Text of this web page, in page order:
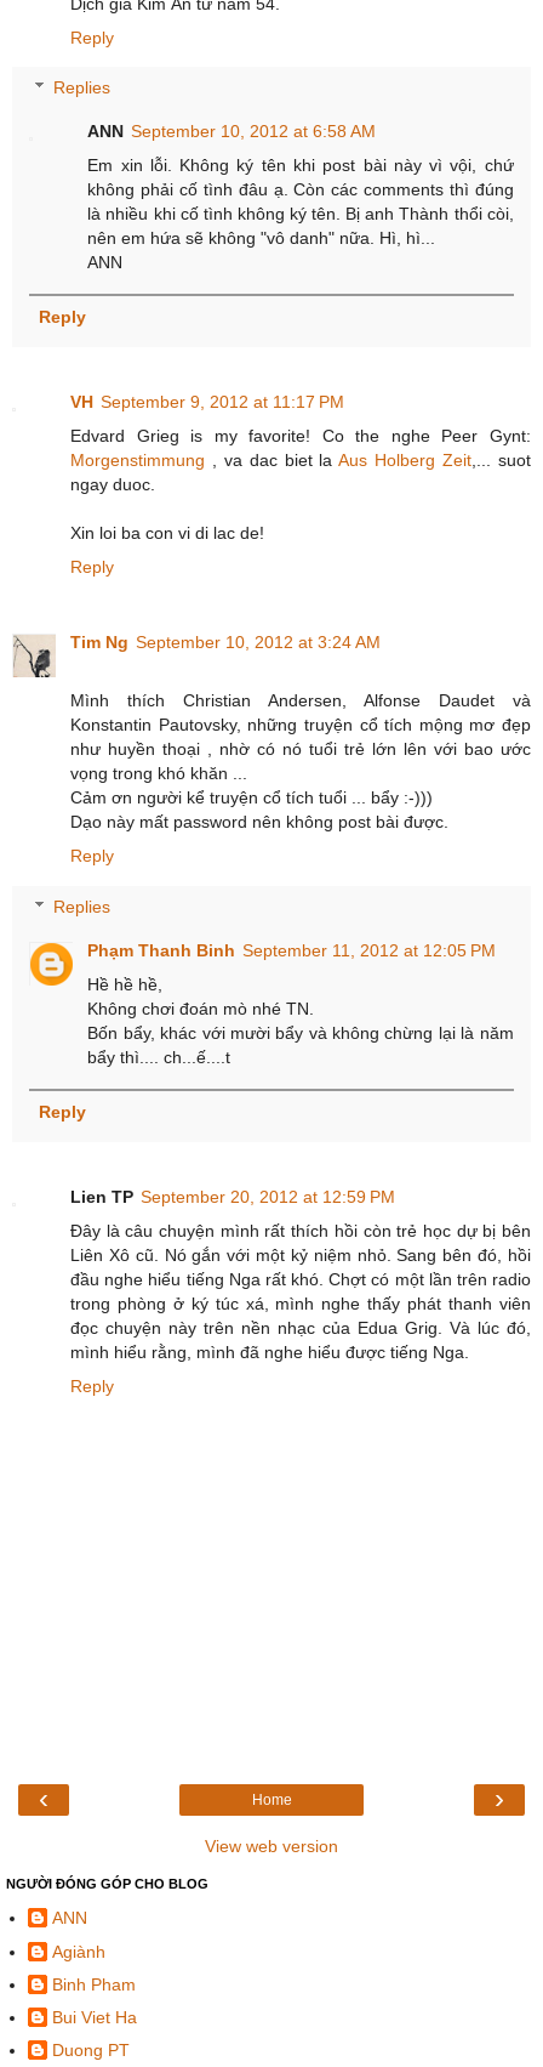
Reply
Replies
ANN September 10, 2012 at 6:58 AM
Em xin lỗi. Không ký tên khi post bài này vì vội, chứ
không phải cố tình đâu ạ. Còn các comments thì đúng
là nhiều khi cố tình không ký tên. Bị anh Thành thổi còi,
nên em hứa sẽ không "vô danh" nữa. Hì, hì...
ANN
Reply
VH September 9, 2012 at 11:17 PM
Edvard Grieg is my favorite! Co the nghe Peer Gynt:
Morgenstimmung , va dac biet laAus Holberg Zeit,... suot
ngay duoc.
Xin loi ba con vi di lac de!
Reply
Tim Ng September 10, 2012 at 3:24 AM
Mình thích Christian Andersen, Alfonse Daudet và
Konstantin Pautovsky, những truyện cổ tích mộng mơ đẹp
như huyền thoại , nhờ có nó tuổi trẻ lớn lên với bao ước
vọng trong khó khăn ...
Cảm ơn người kể truyện cổ tích tuổi ... bẩy :-)))
Dạo này mất password nên không post bài được.
Reply
Replies
Phạm Thanh Binh September 11, 2012 at 12:05 PM
Hề hề hề,
Không chơi đoán mò nhé TN.
Bốn bẩy, khác với mười bẩy và không chừng lại là năm
bẩy thì.... ch...ế....t
Reply
Lien TP September 20, 2012 at 12:59 PM
Đây là câu chuyện mình rất thích hồi còn trẻ học dự bị bên
Liên Xô cũ. Nó gắn với một kỷ niệm nhỏ. Sang bên đó, hồi
đầu nghe hiểu tiếng Nga rất khó. Chợt có một lần trên radio
trong phòng ở ký túc xá, mình nghe thấy phát thanh viên
đọc chuyện này trên nền nhạc của Edua Grig. Và lúc đó,
mình hiểu rằng, mình đã nghe hiểu được tiếng Nga.
Reply
‹ ›
Home
View web version
NGƯỜI ĐÓNG GÓP CHO BLOG
ANN
Agiành
Binh Pham
Bui Viet Ha
Duong PT